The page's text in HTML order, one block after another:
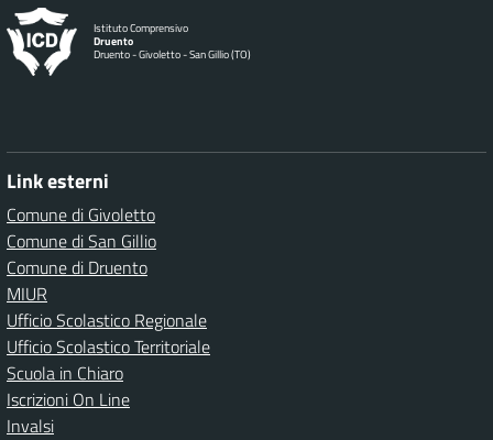
Istituto Comprensivo
Druento
Druento - Givoletto - San Gillio (TO)
Link esterni
Comune di Givoletto
Comune di San Gillio
Comune di Druento
MIUR
Ufficio Scolastico Regionale
Ufficio Scolastico Territoriale
Scuola in Chiaro
Iscrizioni On Line
Invalsi